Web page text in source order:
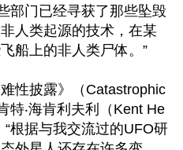
部门已经寻获了那些坠毁
人类起源的技术，在某
船上的非人类尸体。”
性披露》（Catastrophic
特‧海肯利夫利（Kent He
根据与我交流过的UFO研